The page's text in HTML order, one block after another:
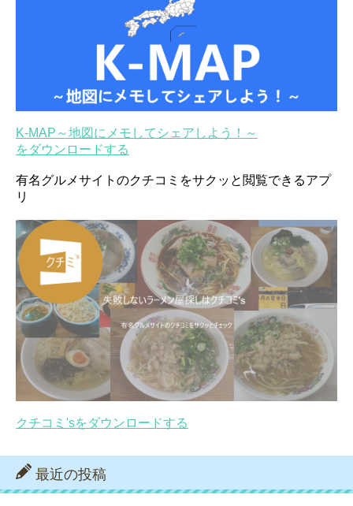
K-MAP～地図にメモしてシェアしよう！～
をダウンロードする
有名グルメサイトのクチコミをサクッと閲覧できるアプ
リ
クチコミ'sをダウンロードする
最近の投稿